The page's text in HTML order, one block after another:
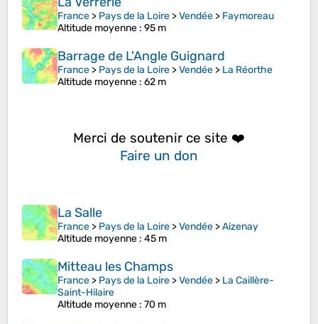
France > Pays de la Loire >Vendée > Faymoreau
Altitude moyenne : 95 m
Barrage de L'Angle Guignard
France > Pays de la Loire >Vendée > La Réorthe
Altitude moyenne : 62 m
Merci de soutenir ce site ❤️
Faire un don
La Salle
France > Pays de la Loire >Vendée >Aizenay
Altitude moyenne : 45 m
Mitteau les Champs
France > Pays de la Loire >Vendée > La Caillère-
Saint-Hilaire
Altitude moyenne : 70 m